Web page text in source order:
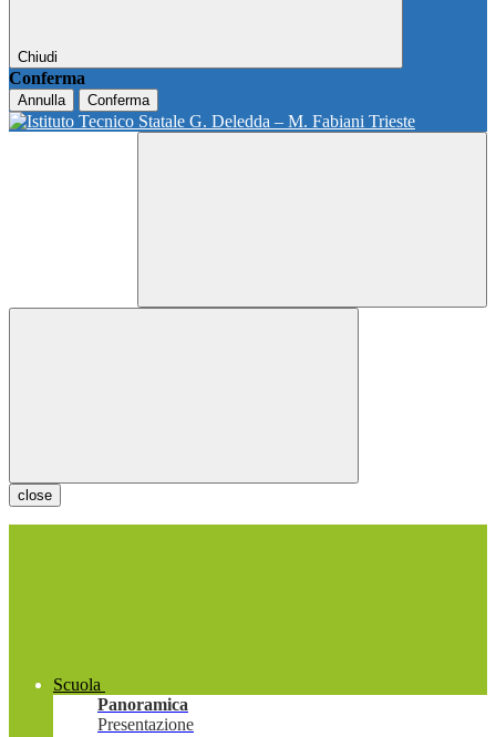
Chiudi
Conferma
Annulla Conferma
close
Scuola
Panoramica
Presentazione